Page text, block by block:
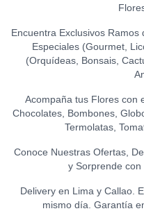
Encuentra Exclusivos
Especiales (Gourmet,
(Orquídeas, Bonsais,
Acompaña tus Flores con
Chocolates, Bombones,
Termolatas,
Conoce Nuestras Ofertas,
y Sorprende con
Delivery en Lima y Callao.
mismo día. Garantía